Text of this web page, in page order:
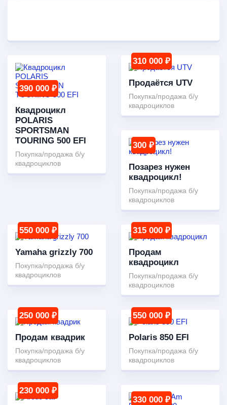
390 000 ₽
Квадроцикл
POLARIS
SPORTSMAN
TOURING 500 EFI
Покупка/продажа б/у
квадроциклов
310 000 ₽
Продаётся UTV
Покупка/продажа б/у
квадроциклов
300 ₽
Позарез нужен
квадроцикл!
Покупка/продажа б/у
квадроциклов
550 000 ₽
Yamaha grizzly 700
Покупка/продажа б/у
квадроциклов
315 000 ₽
Продам
квадроцикл
Покупка/продажа б/у
квадроциклов
250 000 ₽
Продам квадрик
Покупка/продажа б/у
квадроциклов
550 000 ₽
Polaris 850 EFI
Покупка/продажа б/у
квадроциклов
230 000 ₽
330 000 ₽